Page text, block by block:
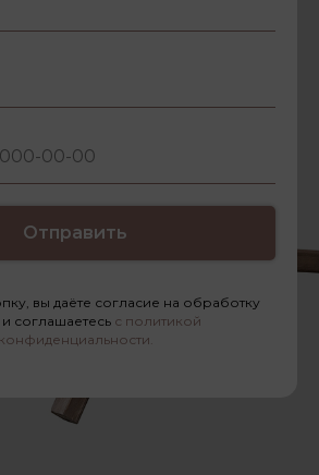
Отправить
вы даёте согласие на обработку
соглашаетесь с политикой
конфиденциальности.